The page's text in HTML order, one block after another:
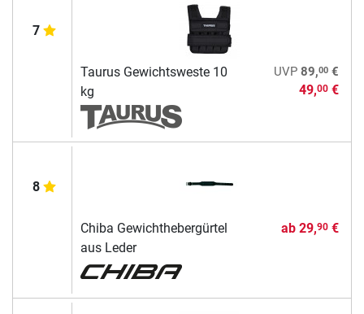
7
Taurus Gewichtsweste 10
kg
UVP 89,00€
49,00€
8
Chiba Gewichthebergürtel
aus Leder
ab 29,90€